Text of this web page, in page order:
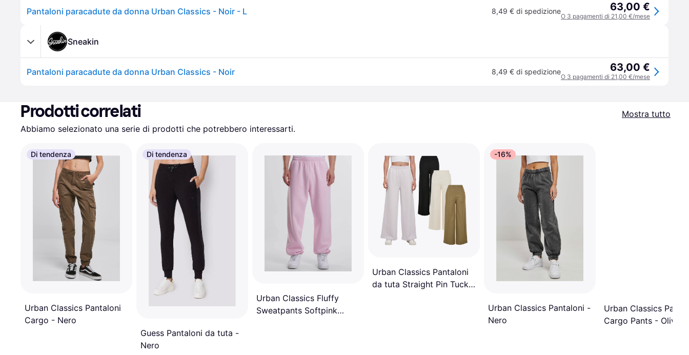
Pantaloni paracadute da donna Urban Classics - Noir - L 8,49 € di spedizione 63,00 €
O 3 pagamenti di 21,00 €/mese
Sneakin
Pantaloni paracadute da donna Urban Classics - Noir 8,49 € di spedizione 63,00 €
O 3 pagamenti di 21,00 €/mese
Prodotti correlati
Mostra tutto
Abbiamo selezionato una serie di prodotti che potrebbero interessarti.
Di tendenza
Urban Classics Pantaloni
Cargo - Nero
Di tendenza
Guess Pantaloni da tuta -
Nero
Urban Classics Fluffy
Sweatpants Softpink
Urban Classics Pantaloni
da tuta Straight Pin Tuck
-16%
Urban Classics Pantaloni -
Nero
Urban Classics
Cargo Pants - Oliva